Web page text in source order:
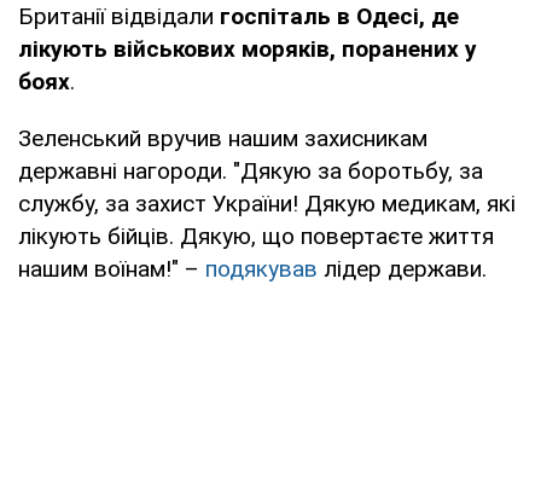
Британії відвідали госпіталь в Одесі, де
лікують військових моряків, поранених у
боях.
Зеленський вручив нашим захисникам
державні нагороди. "Дякую за боротьбу, за
службу, за захист України! Дякую медикам, які
лікують бійців. Дякую, що повертаєте життя
нашим воїнам!" – подякував лідер держави.